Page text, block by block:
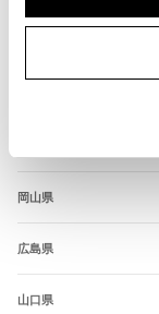
岡山県
広島県
山口県